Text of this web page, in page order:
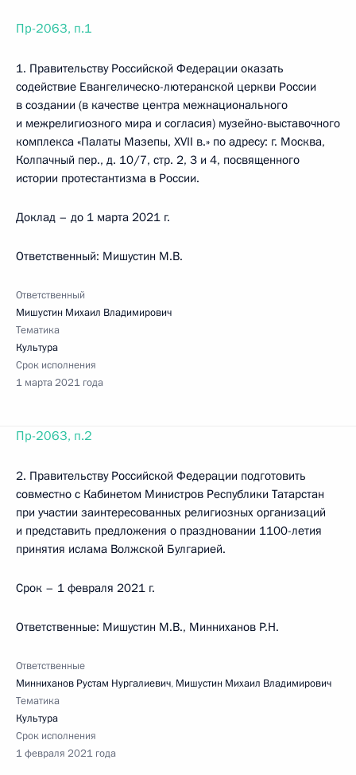
Пр-2063, п.1
1. Правительству Российской Федерации оказать
содействие Евангелическо-лютеранской церкви России
в создании (в качестве центра межнационального
и межрелигиозного мира и согласия) музейно-выставочного
комплекса «Палаты Мазепы, XVII в.» по адресу: г. Москва,
Колпачный пер., д. 10/7, стр. 2, 3 и 4, посвященного
истории протестантизма в России.
Доклад – до 1 марта 2021 г.
Ответственный: Мишустин М.В.
Ответственный
Мишустин Михаил Владимирович
Тематика
Культура
Срок исполнения
1 марта 2021 года
Пр-2063, п.2
2. Правительству Российской Федерации подготовить
совместно с Кабинетом Министров Республики Татарстан
при участии заинтересованных религиозных организаций
и представить предложения о праздновании 1100-летия
принятия ислама Волжской Булгарией.
Срок – 1 февраля 2021 г.
Ответственные: Мишустин М.В., Минниханов Р.Н.
Ответственные
Минниханов Рустам Нургалиевич, Мишустин Михаил Владимирович
Тематика
Культура
Срок исполнения
1 февраля 2021 года